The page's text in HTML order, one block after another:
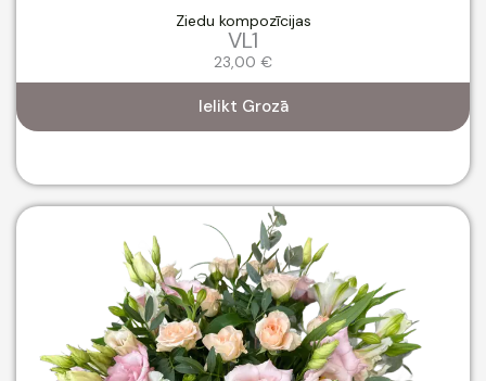
Ziedu kompozīcijas
VL1
23,00 €
Ielikt Grozā